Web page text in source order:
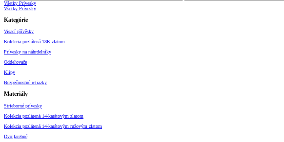
Všetky Prívesky
Všetky Prívesky
Kategórie
Visací přívěsky
Kolekcia pozlátená 18K zlatom
Prívesky na náhrdelníky
Oddeľovače
Klipy
Bezpečnostné retiazky
Materiály
Strieborné prívesky
Kolekcia pozlátená 14-karátovým zlatom
Kolekcia pozlátená 14-karátovým ružovým zlatom
Dvojfarebné